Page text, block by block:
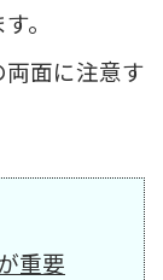
。
両面に注意す
重要